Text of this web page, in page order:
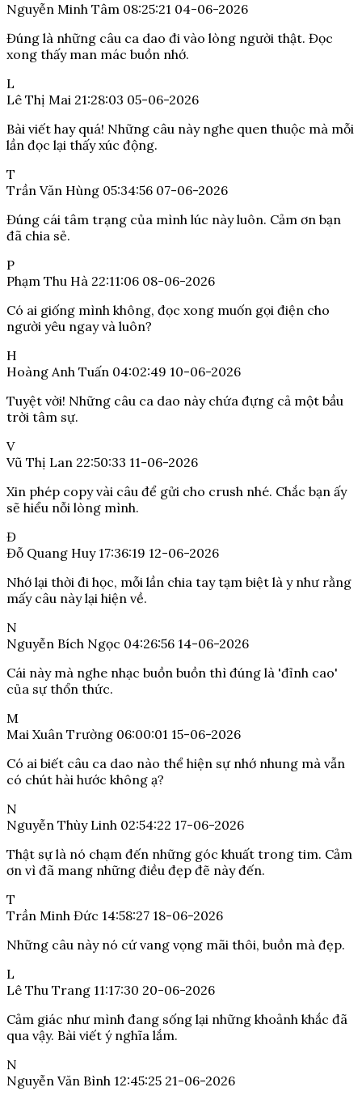
Nguyễn Minh Tâm 08:25:21 04-06-2026
Đúng là những câu ca dao đi vào lòng người thật. Đọc
xong thấy man mác buồn nhớ.
L
Lê Thị Mai 21:28:03 05-06-2026
Bài viết hay quá! Những câu này nghe quen thuộc mà mỗi
lần đọc lại thấy xúc động.
T
Trần Văn Hùng 05:34:56 07-06-2026
Đúng cái tâm trạng của mình lúc này luôn. Cảm ơn bạn
đã chia sẻ.
P
Phạm Thu Hà 22:11:06 08-06-2026
Có ai giống mình không, đọc xong muốn gọi điện cho
người yêu ngay và luôn?
H
Hoàng Anh Tuấn 04:02:49 10-06-2026
Tuyệt vời! Những câu ca dao này chứa đựng cả một bầu
trời tâm sự.
V
Vũ Thị Lan 22:50:33 11-06-2026
Xin phép copy vài câu để gửi cho crush nhé. Chắc bạn ấy
sẽ hiểu nỗi lòng mình.
Đ
Đỗ Quang Huy 17:36:19 12-06-2026
Nhớ lại thời đi học, mỗi lần chia tay tạm biệt là y như rằng
mấy câu này lại hiện về.
N
Nguyễn Bích Ngọc 04:26:56 14-06-2026
Cái này mà nghe nhạc buồn buồn thì đúng là 'đỉnh cao'
của sự thổn thức.
M
Mai Xuân Trường 06:00:01 15-06-2026
Có ai biết câu ca dao nào thể hiện sự nhớ nhung mà vẫn
có chút hài hước không ạ?
N
Nguyễn Thùy Linh 02:54:22 17-06-2026
Thật sự là nó chạm đến những góc khuất trong tim. Cảm
ơn vì đã mang những điều đẹp đẽ này đến.
T
Trần Minh Đức 14:58:27 18-06-2026
Những câu này nó cứ vang vọng mãi thôi, buồn mà đẹp.
L
Lê Thu Trang 11:17:30 20-06-2026
Cảm giác như mình đang sống lại những khoảnh khắc đã
qua vậy. Bài viết ý nghĩa lắm.
N
Nguyễn Văn Bình 12:45:25 21-06-2026